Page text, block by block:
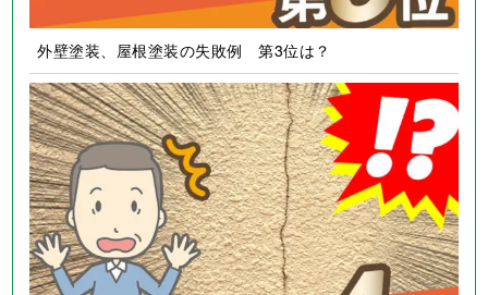
外壁塗装、屋根塗装の失敗例 第3位は？